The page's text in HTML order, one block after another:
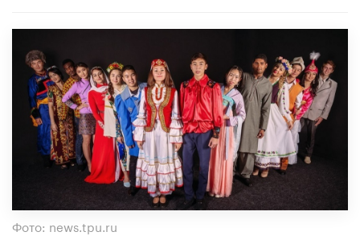
Фото: news.tpu.ru